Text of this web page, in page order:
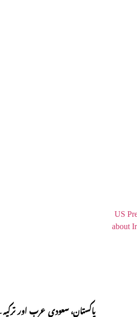
پاکستان، سعودی عرب اور